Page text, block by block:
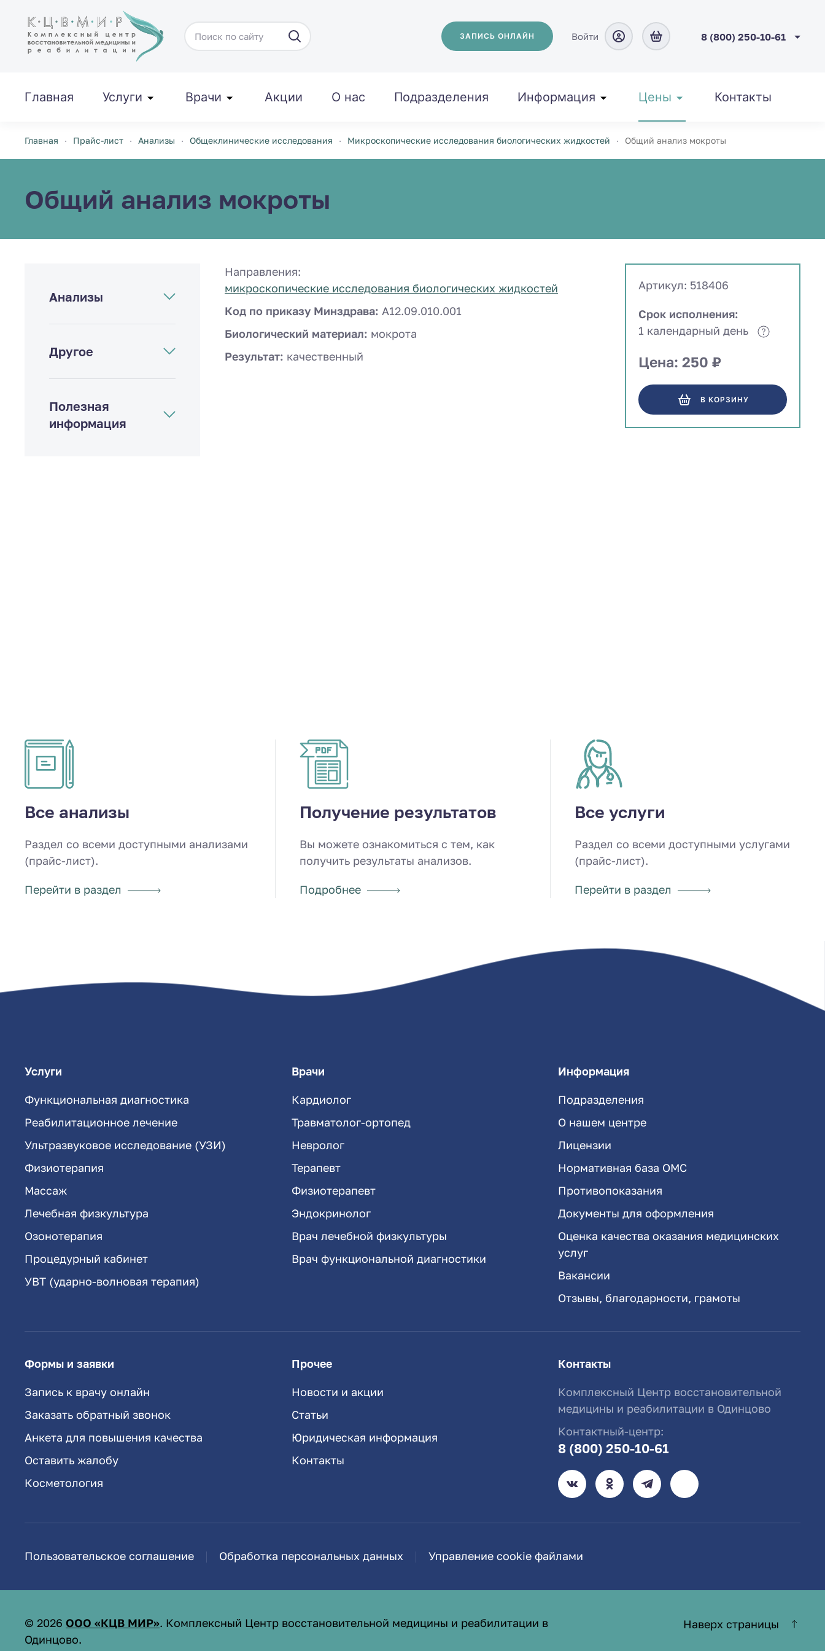
Перейти к содержимому ЗАПИСЬ ОНЛАЙН Войти 8 (800) 250-10-61
Главная Услуги Врачи Акции О нас Подразделения Информация Цены Контакты
Главная Прайс-лист Анализы Общеклинические исследования Микроскопические исследования биологических жидкостей Общий анализ мокроты
Общий анализ мокроты
Анализы
Другое
Полезная
информация
Направления:
микроскопические исследования биологических жидкостей
Код по приказу Минздрава: A12.09.010.001
Биологический материал: мокрота
Результат: качественный
Артикул: 518406
Срок исполнения:
1 календарный день
Цена: 250 ₽
В КОРЗИНУ
Все анализы
Раздел со всеми доступными анализами
(прайс-лист).
Перейти в раздел
Получение результатов
Вы можете ознакомиться с тем, как
получить результаты анализов.
Подробнее
Все услуги
Раздел со всеми доступными услугами
(прайс-лист).
Перейти в раздел
Услуги
Функциональная диагностика
Реабилитационное лечение
Ультразвуковое исследование (УЗИ)
Физиотерапия
Массаж
Лечебная физкультура
Озонотерапия
Процедурный кабинет
УВТ (ударно-волновая терапия)
Врачи
Кардиолог
Травматолог-ортопед
Невролог
Терапевт
Физиотерапевт
Эндокринолог
Врач лечебной физкультуры
Врач функциональной диагностики
Информация
Подразделения
О нашем центре
Лицензии
Нормативная база ОМС
Противопоказания
Документы для оформления
Оценка качества оказания медицинских
услуг
Вакансии
Отзывы, благодарности, грамоты
Формы и заявки
Запись к врачу онлайн
Заказать обратный звонок
Анкета для повышения качества
Оставить жалобу
Косметология
Прочее
Новости и акции
Статьи
Юридическая информация
Контакты
Контакты
Комплексный Центр восстановительной
медицины и реабилитации в Одинцово
Контактный-центр:
8 (800) 250-10-61
Пользовательское соглашение Обработка персональных данных Управление cookie файлами
© 2026 ООО «КЦВ МИР». Комплексный Центр восстановительной медицины и реабилитации в
Одинцово.
Наверх страницы